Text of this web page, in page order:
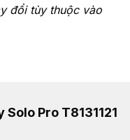
đổi tùy thuộc vào
Pro T8131121